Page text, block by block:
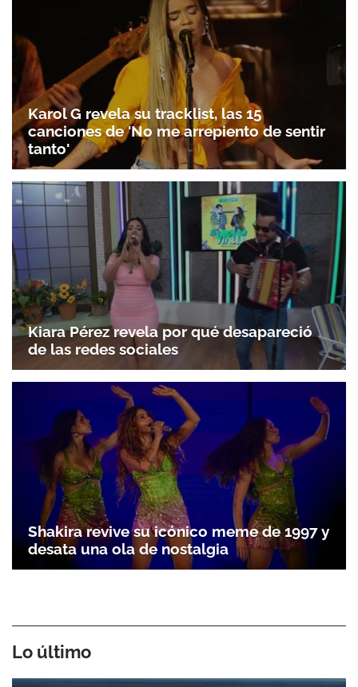
Karol G revela su tracklist, las 15
canciones de 'No me arrepiento de sentir
tanto'
Kiara Pérez revela por qué desapareció
de las redes sociales
Shakira revive su icónico meme de 1997 y
desata una ola de nostalgia
Lo último